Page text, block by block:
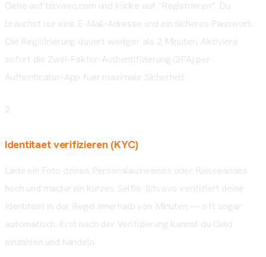
Gehe auf bitvavo.com und klicke auf "Registrieren". Du
brauchst nur eine E-Mail-Adresse und ein sicheres Passwort.
Die Registrierung dauert weniger als 2 Minuten. Aktiviere
sofort die Zwei-Faktor-Authentifizierung (2FA) per
Authenticator-App fuer maximale Sicherheit.
2
Identitaet verifizieren (KYC)
Lade ein Foto deines Personalausweises oder Reisepasses
hoch und mache ein kurzes Selfie. Bitvavo verifiziert deine
Identitaet in der Regel innerhalb von Minuten — oft sogar
automatisch. Erst nach der Verifizierung kannst du Geld
einzahlen und handeln.